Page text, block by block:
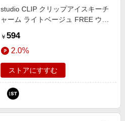
studio CLIP クリップアイスキーチ
ャーム ライトベージュ FREE ウィ
650256 and ST アンドエスティ
（旧ドットエスティ）
￥ 594
2.0%
ストアにすすむ